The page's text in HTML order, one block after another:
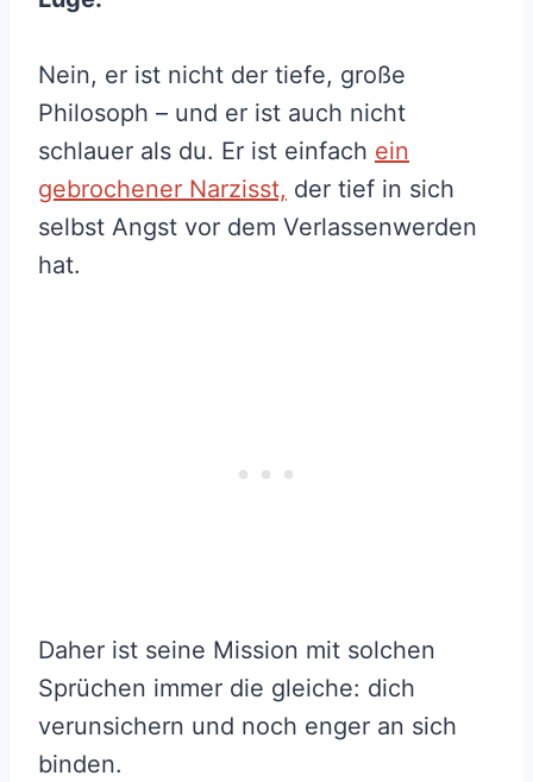
Nein, er ist nicht der tiefe, große
Philosoph – und er ist auch nicht
schlauer als du. Er ist einfach ein
gebrochener Narzisst, der tief in sich
selbst Angst vor dem Verlassenwerden
hat.
Daher ist seine Mission mit solchen
Sprüchen immer die gleiche: dich
verunsichern und noch enger an sich
binden.